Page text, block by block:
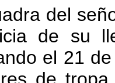
del
de su
el 21